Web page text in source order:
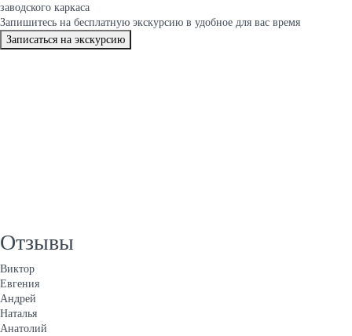
заводского каркаса
Запишитесь на бесплатную экскурсию в удобное для вас время
Записаться на экскурсию
Отзывы
Виктор
Евгения
Андрей
Наталья
Анатолий